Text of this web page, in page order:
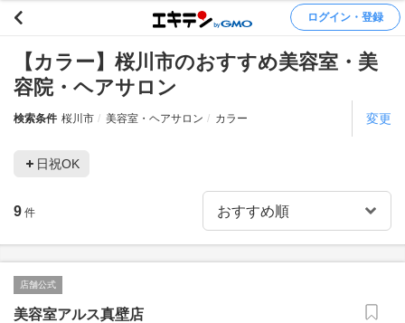
ログイン・登録
【カラー】桜川市のおすすめ美容室・美
容院・ヘアサロン
検索条件 桜川市 美容室・ヘアサロン カラー 変更
日祝OK
9 件
店舗公式
美容室アルス真壁店